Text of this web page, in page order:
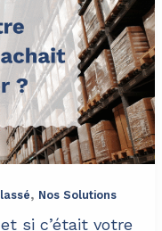
, Nos Solutions
si c’était votre